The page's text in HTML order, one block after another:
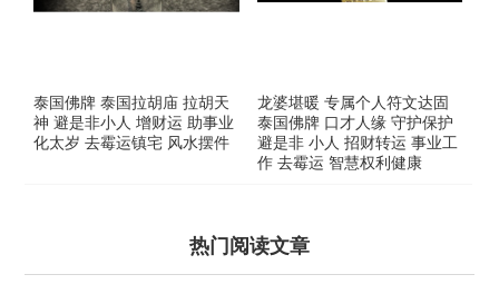
泰国佛牌 泰国拉胡庙 拉胡天
神 避是非小人 增财运 助事业
化太岁 去霉运镇宅 风水摆件
龙婆堪暖 专属个人符文达固
泰国佛牌 口才人缘 守护保护
避是非 小人 招财转运 事业工
作 去霉运 智慧权利健康
热门阅读文章